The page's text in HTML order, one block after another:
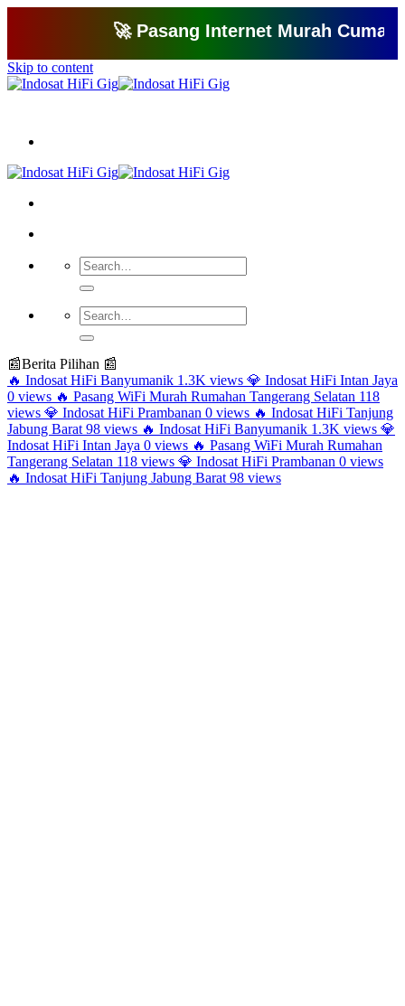
🚀 Pasang Internet Murah Cuma 150
Skip to content
📰Berita Pilihan 📰
🔥 Indosat HiFi Banyumanik 1.3K views 💎 Indosat HiFi Intan Jaya
0 views 🔥 Pasang WiFi Murah Rumahan Tangerang Selatan 118
views 💎 Indosat HiFi Prambanan 0 views 🔥 Indosat HiFi Tanjung
Jabung Barat 98 views 🔥 Indosat HiFi Banyumanik 1.3K views 💎
Indosat HiFi Intan Jaya 0 views 🔥 Pasang WiFi Murah Rumahan
Tangerang Selatan 118 views 💎 Indosat HiFi Prambanan 0 views
🔥 Indosat HiFi Tanjung Jabung Barat 98 views